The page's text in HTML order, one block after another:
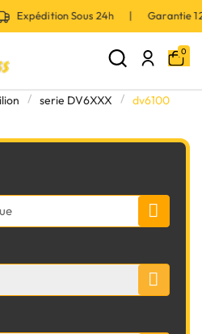
Expédition Sous 24h | Garantie
0
serie DV6XXX dv6100